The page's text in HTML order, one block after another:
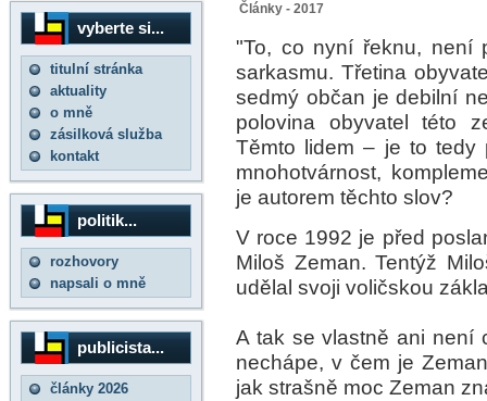
vyberte si...
titulní stránka
aktuality
o mně
zásilková služba
kontakt
politik...
rozhovory
napsali o mně
publicista...
články 2026
Články - 2017
"To, co nyní řeknu, není
sarkasmu. Třetina
sedmý občan je debilní
polovina obyvatel této
Těmto lidem – je to tedy
mnohotvárnost,
je autorem těchto slov?
V roce 1992 je před
Miloš Zeman. Tentýž
udělal svoji voličskou
A tak se vlastně ani není
nechápe, v čem je
jak strašně moc Zeman